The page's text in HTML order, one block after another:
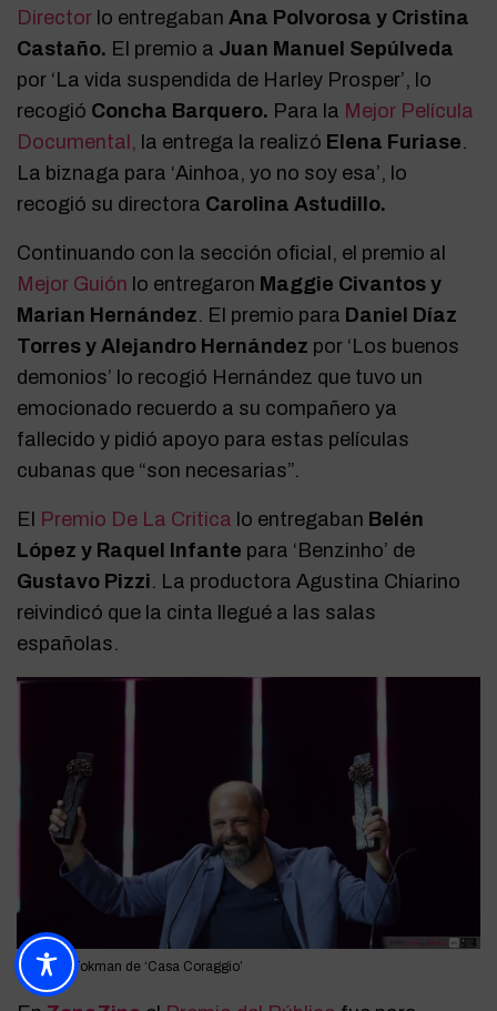
Director lo entregabanAna Polvorosa y Cristina
Castaño. El premio a Juan Manuel Sepúlveda
por ‘La vida suspendida de Harley Prosper’, lo
recogió Concha Barquero. Para la Mejor Película
Documental, la entrega la realizó Elena Furiase.
La biznaga para ‘Ainhoa, yo no soy esa’, lo
recogió su directora Carolina Astudillo.
Continuando con la sección oficial, el premio al
Mejor Guión lo entregaron Maggie Civantos y
Marian Hernández. El premio para Daniel Díaz
Torres y Alejandro Hernández por ‘Los buenos
demonios’ lo recogió Hernández que tuvo un
emocionado recuerdo a su compañero ya
fallecido y pidió apoyo para estas películas
cubanas que “son necesarias”.
El Premio De La Critica lo entregaban Belén
López y Raquel Infante para ‘Benzinho’ de
Gustavo Pizzi. La productora Agustina Chiarino
reivindicó que la cinta llegué a las salas
españolas.
Baltasar Tokman de ‘Casa Coraggio’